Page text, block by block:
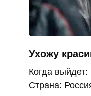
Ухожу
Когда
Страна: